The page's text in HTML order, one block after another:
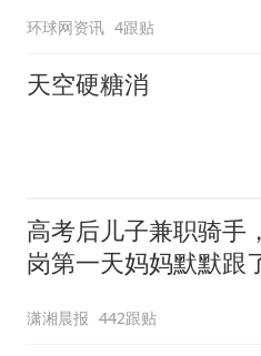
环球网资讯 4跟贴
天空硬糖消
高考后儿子兼职骑手
岗第一天妈妈默默跟
了
潇湘晨报 442跟贴